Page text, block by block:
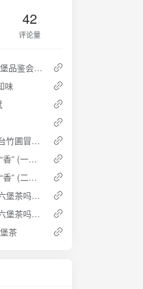
42
评论量
北京 全球顶级老六堡品鉴会 2018.07
味
暮春时分，家中阳台竹圃冒十余竹笋，竹影依依，兴而以小曲咏之
六堡茶 槟榔香不是“香” (一） ——透彻理解六堡茶槟榔香及其成因
六堡茶 槟榔香不是“香” (二） ——透彻理解六堡茶槟榔香及其成因
没有渥堆的就不是六堡茶吗？（一） ——谈传统六堡茶的发展模式
没有渥堆的就不是六堡茶吗？（三） ——谈传统六堡茶的发展模式
茶